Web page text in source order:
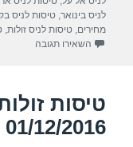
o
k
לניס בינואר ,טיסות לניס
מחירים ,טיסות לניס זולות ,
השאירו תגובה
טיסות
01/12/2016